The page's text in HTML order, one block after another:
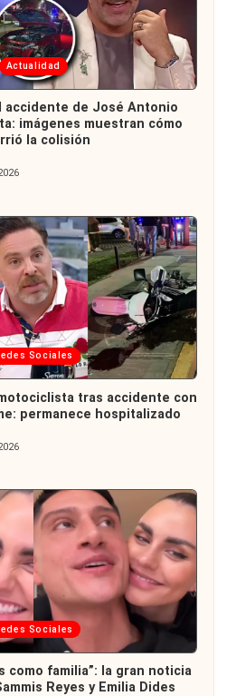
Actualidad
accidente de José Antonio
imágenes muestran cómo
la colisión
Sociales
tras accidente con
permanece hospitalizado
Sociales
como familia”: la gran noticia
Reyes y Emilia Dides